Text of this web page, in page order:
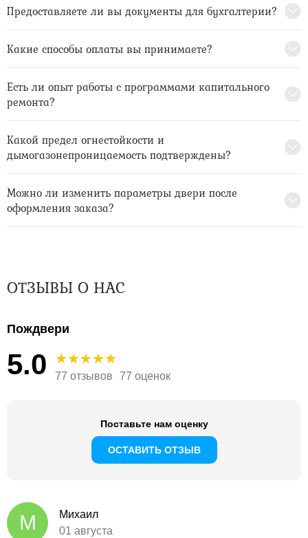
Предоставляете ли вы документы для бухгалтерии?
Какие способы оплаты вы принимаете?
Есть ли опыт работы с программами капитального
ремонта?
Какой предел огнестойкости и
дымогазонепроницаемость подтверждены?
Можно ли изменить параметры двери после
оформления заказа?
ОТЗЫВЫ О НАС
Пождвери
5.0 77 отзывов 77 оценок
Поставьте нам оценку
ОСТАВИТЬ ОТЗЫВ
М
Михаил
01 августа